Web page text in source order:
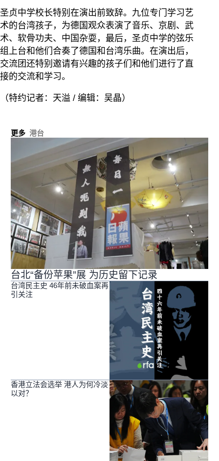
圣贞中学校长特别在演出前致辞。九位专门学习艺
术的台湾孩子，为德国观众表演了音乐、京剧、武
术、软骨功夫、中国杂耍，最后，圣贞中学的弦乐
组上台和他们合奏了德国和台湾乐曲。在演出后，
交流团还特别邀请有兴趣的孩子们和他们进行了直
接的交流和学习。
（特约记者：天溢 / 编辑：吴晶）
更多 港台
台北“备份苹果”展 为历史留下记录
台湾民主史 46年前未破血案再
引关注
香港立法会选举 港人为何冷淡
以对？